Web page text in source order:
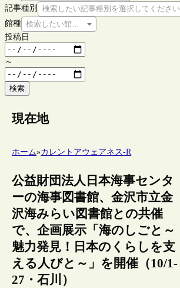
記事種別
検索したい記事種別を選択してください
館種 検索したい館種を選択してください
投稿日
～
検索
現在地
ホーム»カレントアウェアネス-R
公益財団法人日本海事センタ
ーの海事図書館、金沢市立金
沢海みらい図書館との共催
で、企画展示「海のしごと～
魅力発見！日本のくらしを支
える人びと～」を開催（10/1-
27・石川）